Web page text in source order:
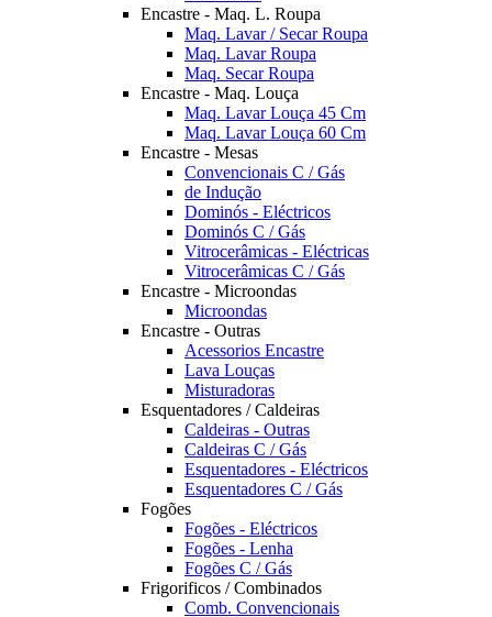
Encastre - Maq. L. Roupa
Maq. Lavar / Secar Roupa
Maq. Lavar Roupa
Maq. Secar Roupa
Encastre - Maq. Louça
Maq. Lavar Louça 45 Cm
Maq. Lavar Louça 60 Cm
Encastre - Mesas
Convencionais C / Gás
de Indução
Dominós - Eléctricos
Dominós C / Gás
Vitrocerâmicas - Eléctricas
Vitrocerâmicas C / Gás
Encastre - Microondas
Microondas
Encastre - Outras
Acessorios Encastre
Lava Louças
Misturadoras
Esquentadores / Caldeiras
Caldeiras - Outras
Caldeiras C / Gás
Esquentadores - Eléctricos
Esquentadores C / Gás
Fogões
Fogões - Eléctricos
Fogões - Lenha
Fogões C / Gás
Frigorificos / Combinados
Comb. Convencionais